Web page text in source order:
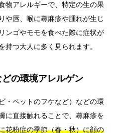
物アレルギーで、特定の生の果
や唇、喉に蕁麻疹や腫れが生じ
ンゴやモモを食べた際に症状が
持つ大人に多く見られます。
の環境アレルゲン
・ペットのフケなど）などの環
に直接触れることで、蕁麻疹を
花粉症の季節（春・秋）に顔の